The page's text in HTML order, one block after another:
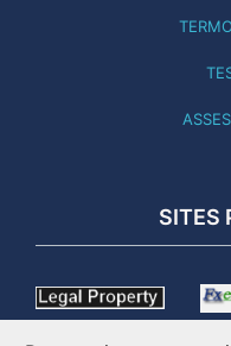
SITES